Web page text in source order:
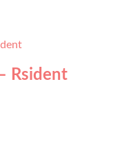
Rsident